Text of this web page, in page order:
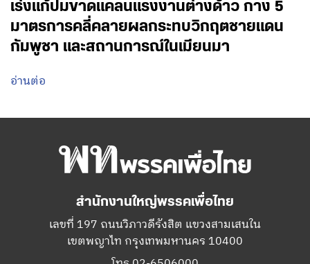
เร่งแก้ปมขาดแคลนแรงงานต่างด้าว กาง 5
มาตรการคลี่คลายผลกระทบวิกฤตชายแดน
กัมพูชา และสถานการณ์ในเมียนมา
อ่านต่อ
สำนักงานใหญ่พรรคเพื่อไทย
เลขที่ 197 ถนนวิภาวดีรังสิต แขวงสามเสนใน
เขตพญาไท กรุงเทพมหานคร 10400